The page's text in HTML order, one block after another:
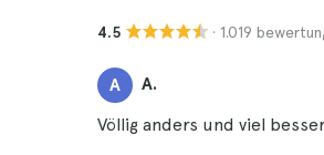
4.5 · 1.019
A A.
Völlig anders und viel